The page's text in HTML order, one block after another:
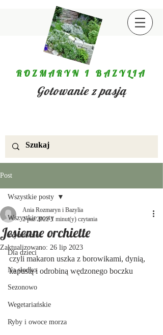
ROZMARYN I BAZYLIA
Gotowanie z pasją
Post
Wszystkie posty
Wytrawnie
Dla dzieci
Na słodko
Sezonowo
Wegetariańskie
Ryby i owoce morza
Wszystkie posty
Jesienne orchiette
Ania Rozmaryn i Bazylia
2 paź 2022 1 minut(y) czytania
Zaktualizowano: 26 lip 2023
czyli makaron uszka z borowikami, dynią,
kapustą i odrobiną wędzonego boczku